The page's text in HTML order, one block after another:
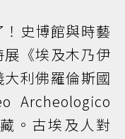
史博館與時藝
《埃及木乃伊
利佛羅倫斯國
Archeologico
。古埃及人對